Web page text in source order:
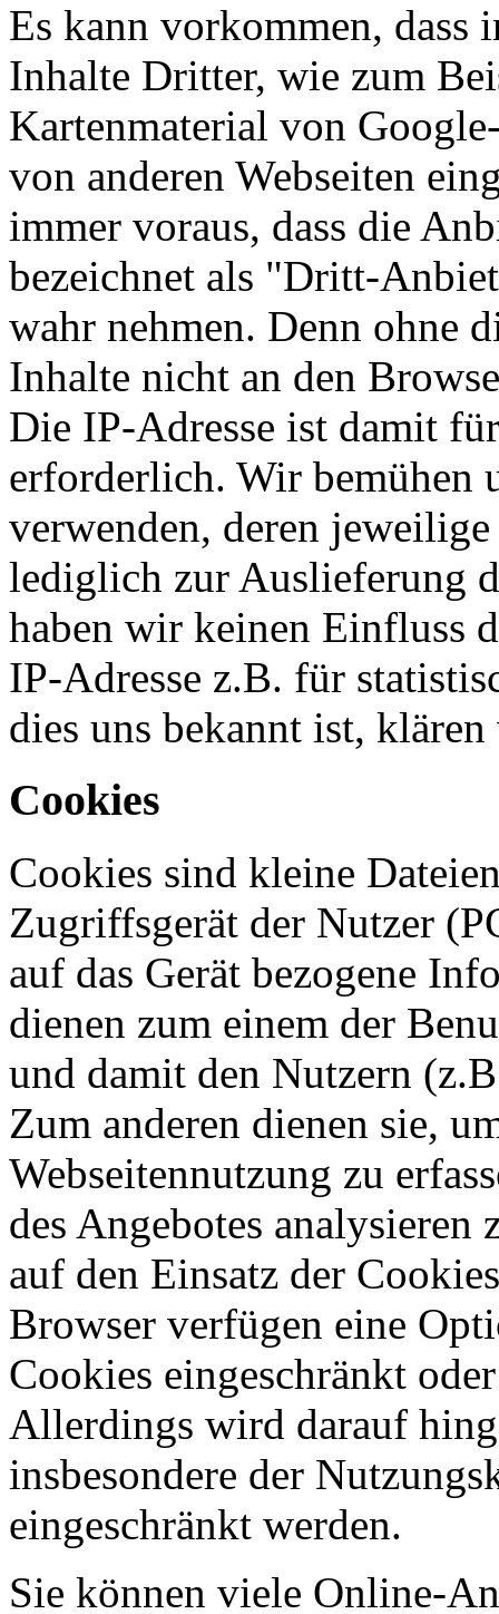
Es kann vorkommen, dass
Inhalte Dritter, wie zum
Kartenmaterial von
von anderen Webseiten
immer voraus, dass die
bezeichnet als "Dritt-
wahr nehmen. Denn ohne
Inhalte nicht an den
Die IP-Adresse ist damit
erforderlich. Wir bemühen
verwenden, deren
lediglich zur Auslieferung
haben wir keinen Einfluss
IP-Adresse z.B. für
dies uns bekannt ist,
Cookies
Cookies sind kleine
Zugriffsgerät der Nutzer
auf das Gerät bezogene
dienen zum einem der
und damit den Nutzern
Zum anderen dienen sie,
Webseitennutzung zu
des Angebotes
auf den Einsatz der
Browser verfügen eine
Cookies eingeschränkt
Allerdings wird darauf
insbesondere der
eingeschränkt werden.
Sie können viele Online-